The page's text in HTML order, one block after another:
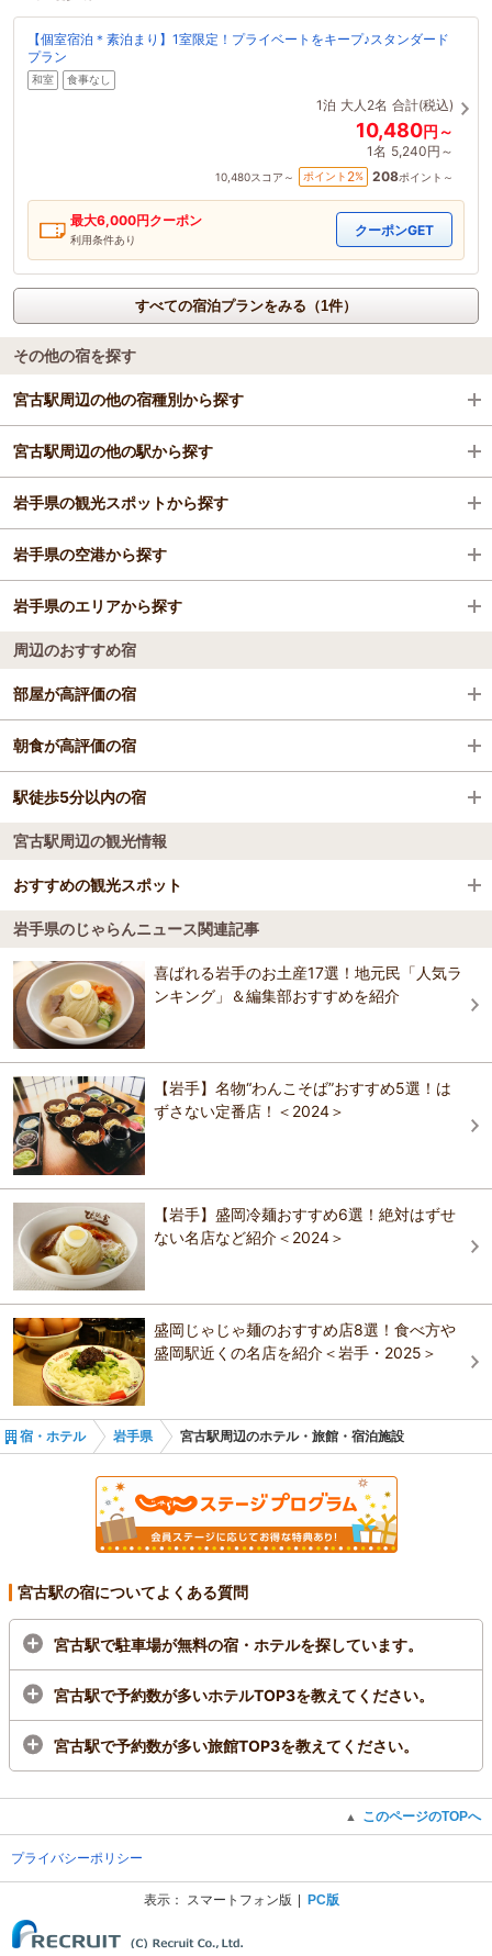
【個室宿泊＊素泊まり】1室限定！プライベートをキープ♪スタンダード
プラン
和室 食事なし
1泊 大人2名 合計(税込)
10,480円～
1名 5,240円～
10,480スコア～ ポイント 2% 208ポイント～
最大6,000円クーポン
利用条件あり
クーポンGET
すべての宿泊プランをみる（1件）
その他の宿を探す
宮古駅周辺の他の宿種別から探す
ビジネスホテル
旅館
格安ホテル
宮古駅周辺の他の駅から探す
釜石駅
川内駅
久慈駅
田野畑駅
浪板海岸駅
陸中山田駅
磯鶏駅
種市駅
岩手県の観光スポットから探す
宮沢賢治記念館
北上市立公園展勝地
小岩井農場まきば園
厳美渓
歴史公園えさし藤原の郷
中尊寺金色堂
毛越寺
石割桜
岩手県の空港から探す
花巻空港（いわて花巻空港）
岩手県のエリアから探す
盛岡
安比・八幡平・二戸
雫石
三陸海岸
周辺のおすすめ宿
部屋が高評価の宿
ホテル フォルクローロ三陸釜石＜JR東日本ホテル
ホテルルートイン大船渡
ホテルグリーンベル高勘
大船渡プラザホテル
漁師めしがうまい！ 朝日を望む絶景露天温泉の
宿 大船渡温泉
浜べの料理宿 宝来館
海鮮の宿ごいし荘別邸 海さんぽ
陸前高田 キャピタルホテル１０００
岩手・三陸海岸 やすらぎの宿 廣洋館
朝食が高評価の宿
ホテル フォルクローロ三陸釜石＜JR東日本ホテル
久慈グランドホテル
ホテルルートイン大船渡
ホテルルートイン釜石
大船渡プラザホテル
釜石ベイシティホテル
備長炭の湯 ホテルクラウンヒルズ釜石(BBHホテ
ルグループ)
漁師めしがうまい！ 朝日を望む絶景露天温泉の
宿 大船渡温泉
浜べの料理宿 宝来館
海鮮の宿ごいし荘別邸 海さんぽ
駅徒歩5分以内の宿
ホテル フォルクローロ三陸釜石＜JR東日本ホテル
久慈グランドホテル
光明石温泉 ホテル釜石ヒルズリバーサイド店 BBH
ホテルグループ
ホテル福富
大渡パンション
大船渡プラザホテル
シティホテル山口
宮古駅周辺の観光情報
おすすめの観光スポット
青の洞窟
4.2
おすすめの観光スポットガイドを見る
岩手県のじゃらんニュース関連記事
喜ばれる岩手のお土産17選！地元民「人気ラ
ンキング」＆編集部おすすめを紹介
【岩手】名物“わんこそば”おすすめ5選！は
ずさない定番店！＜2024＞
【岩手】盛岡冷麺おすすめ6選！絶対はずせ
ない名店など紹介＜2024＞
盛岡じゃじゃ麺のおすすめ店8選！食べ方や
盛岡駅近くの名店を紹介＜岩手・2025＞
宿・ホテル 岩手県 宮古駅周辺のホテル・旅館・宿泊施設
宮古駅の宿についてよくある質問
宮古駅で駐車場が無料の宿・ホテルを探しています。
宮古駅で予約数が多いホテルTOP3を教えてください。
宮古駅で予約数が多い旅館TOP3を教えてください。
▲ このページのTOPへ
プライバシーポリシー
表示： スマートフォン版 PC版